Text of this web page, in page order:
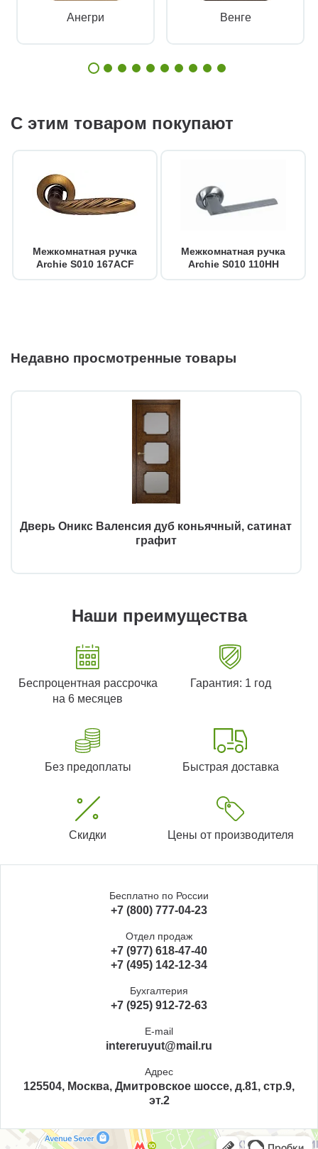
Анегри Венге
С этим товаром покупают
Межкомнатная ручка
Archie S010 167ACF
Межкомнатная ручка
Archie S010 110HH
Недавно просмотренные товары
Дверь Оникс Валенсия дуб коньячный, сатинат
графит
Наши преимущества
Беспроцентная рассрочка
на 6 месяцев
Гарантия: 1 год
Без предоплаты Быстрая доставка
Скидки Цены от производителя
Бесплатно по России
+7 (800) 777-04-23
Отдел продаж
+7 (977) 618-47-40
+7 (495) 142-12-34
Бухгалтерия
+7 (925) 912-72-63
E-mail
intereruyut@mail.ru
Адрес
125504, Москва, Дмитровское шоссе, д.81, стр.9,
эт.2